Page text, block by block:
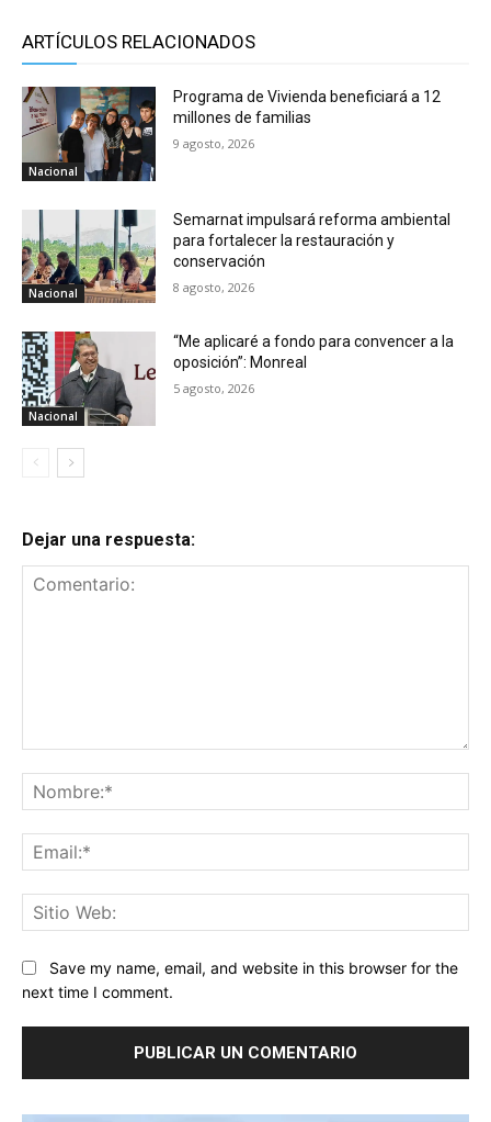
ARTÍCULOS RELACIONADOS
Nacional
Programa de Vivienda beneficiará a 12
millones de familias
9 agosto, 2026
Nacional
Semarnat impulsará reforma ambiental
para fortalecer la restauración y
conservación
8 agosto, 2026
Nacional
“Me aplicaré a fondo para convencer a la
oposición”: Monreal
5 agosto, 2026
Dejar una respuesta:
Save my name, email, and website in this browser for the
next time I comment.